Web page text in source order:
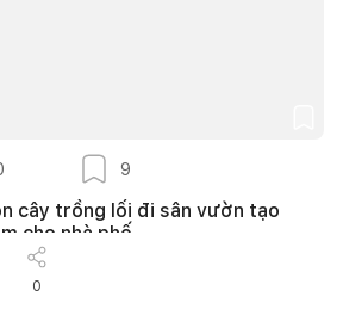
9
cây trồng lối đi sân vườn tạo
cho nhà phố
0